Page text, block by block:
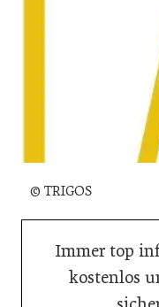
© TRIGOS
Immer top
kostenlos